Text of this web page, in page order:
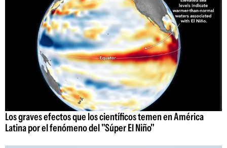
Los graves efectos que los científicos temen en América
Latina por el fenómeno del "Súper El Niño"